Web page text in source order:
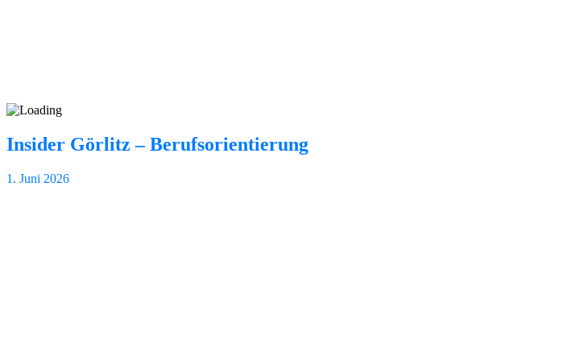
Insider Görlitz – Berufsorientierung
1. Juni 2026